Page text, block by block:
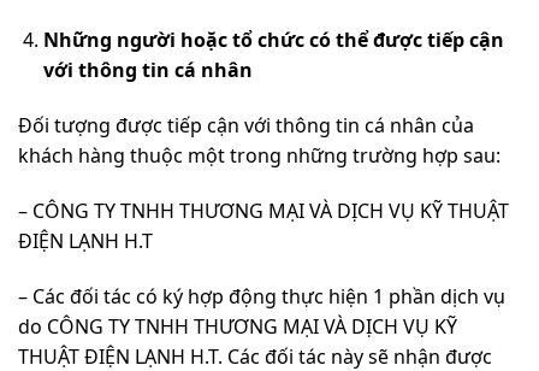
Những người hoặc tổ chức có thể được tiếp cận
với thông tin cá nhân
Đối tượng được tiếp cận với thông tin cá nhân của
khách hàng thuộc một trong những trường hợp sau:
– CÔNG TY TNHH THƯƠNG MẠI VÀ DỊCH VỤ KỸ THUẬT
ĐIỆN LẠNH H.T
– Các đối tác có ký hợp động thực hiện 1 phần dịch vụ
do CÔNG TY TNHH THƯƠNG MẠI VÀ DỊCH VỤ KỸ
THUẬT ĐIỆN LẠNH H.T. Các đối tác này sẽ nhận được